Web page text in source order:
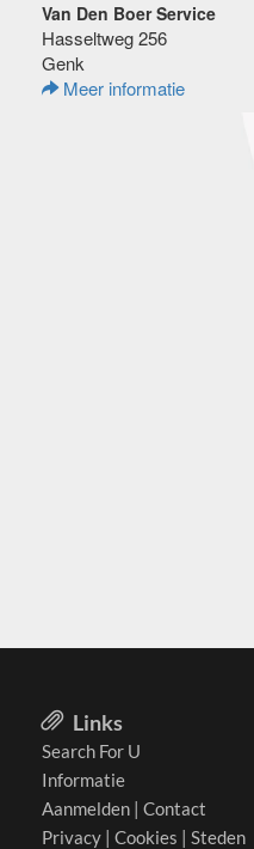
Van Den Boer Service
Hasseltweg 256
Genk
Meer informatie
Links
Search For U
Informatie
Aanmelden | Contact
Privacy | Cookies | Steden